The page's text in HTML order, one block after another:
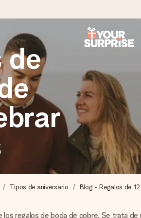
lo entregues en el momento perfecto,
Reviews.
que llegue al corazón. Sin
de
Tipos de aniversario Blog - Regalos de
regalos de boda de cobre. Se trata